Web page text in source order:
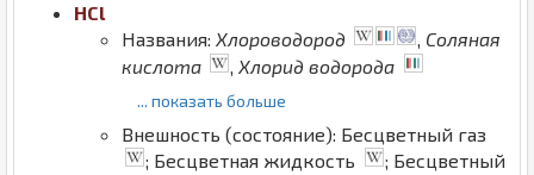
HCl
Названия: Хлороводород , Соляная
кислота
,Хлорид водорода
... показать больше
Внешность (состояние): Бесцветный газ
; Бесцветная жидкость
; Бесцветный